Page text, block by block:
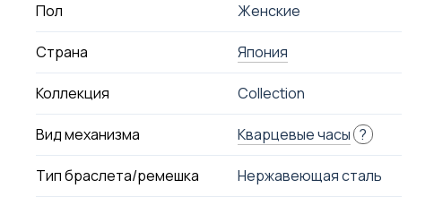
Пол Женские
Страна Япония
Коллекция Collection
Вид механизма Кварцевые часы ?
Тип браслета/ремешка Нержавеющая сталь